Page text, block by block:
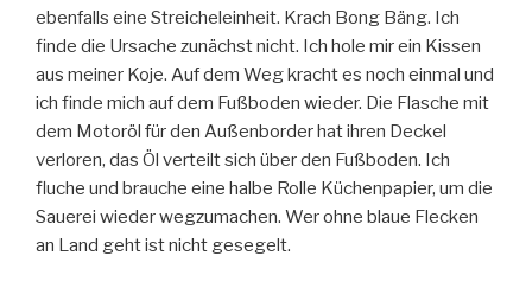
ebenfalls eine Streicheleinheit. Krach Bong Bäng. Ich
finde die Ursache zunächst nicht. Ich hole mir ein Kissen
aus meiner Koje. Auf dem Weg kracht es noch einmal und
ich finde mich auf dem Fußboden wieder. Die Flasche mit
dem Motoröl für den Außenborder hat ihren Deckel
verloren, das Öl verteilt sich über den Fußboden. Ich
fluche und brauche eine halbe Rolle Küchenpapier, um die
Sauerei wieder wegzumachen. Wer ohne blaue Flecken
an Land geht ist nicht gesegelt.